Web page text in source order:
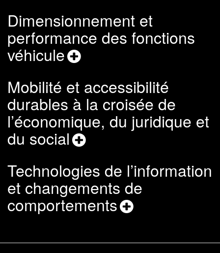
Dimensionnement et
performance des fonctions
véhicule
Mobilité et accessibilité
durables à la croisée de
l’économique, du juridique et
du social
Technologies de l’information
et changements de
comportements